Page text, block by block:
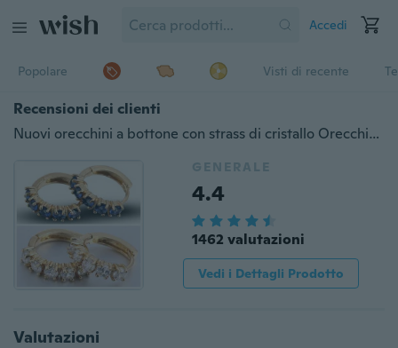
Accedi
Popolare Visti di recente
Recensioni dei clienti
Nuovi orecchini a bottone con strass di cristallo Orecchini a cerchio placcati oro 18 carati
GENERALE
4.4
1462 valutazioni
Vedi i Dettagli Prodotto
Valutazioni